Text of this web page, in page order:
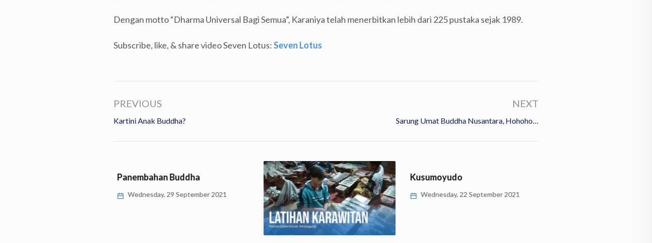
Dengan motto “Dharma Universal Bagi Semua”, Karaniya telah menerbitkan lebih dari 225 pustaka sejak 1989.
Subscribe, like, & share video Seven Lotus:Seven Lotus
PREVIOUS
Kartini Anak Buddha?
NEXT
Sarung Umat Buddha Nusantara, Hohoho…
Panembahan Buddha
Wednesday, 29 September 2021
Kusumoyudo
Wednesday, 22 September 2021